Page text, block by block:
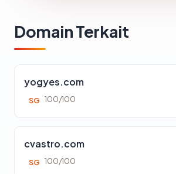
Domain Terkait
yogyes.com
SG 100/100
cvastro.com
SG 100/100